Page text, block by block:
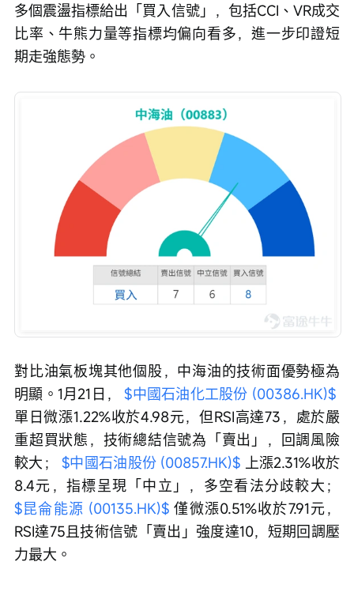
多個震盪指標給出「買入信號」，包括CCI、VR成交
比率、牛熊力量等指標均偏向看多，進一步印證短
期走強態勢。
對比油氣板塊其他個股，中海油的技術面優勢極為
明顯。1月21日， $中國石油化工股份 (00386.HK)$
單日微漲1.22%收於4.98元，但RSI高達73，處於嚴
重超買狀態，技術總結信號為「賣出」，回調風險
較大； $中國石油股份 (00857.HK)$ 上漲2.31%收於
8.4元，指標呈現「中立」，多空看法分歧較大；
$昆侖能源 (00135.HK)$ 僅微漲0.51%收於7.91元，
RSI達75且技術信號「賣出」強度達10，短期回調壓
力最大。